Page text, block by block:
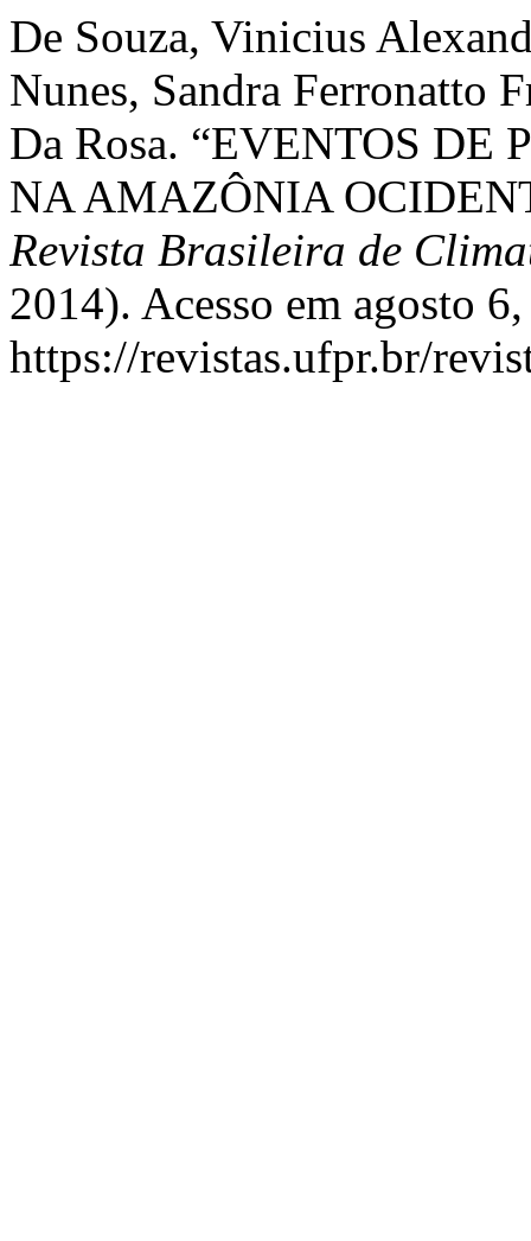
De Souza, Vinicius
Nunes, Sandra Ferronatto
Da Rosa. “EVENTOS DE
NA AMAZÔNIA
Revista Brasileira de
2014). Acesso em agosto
https://revistas.ufpr.br/